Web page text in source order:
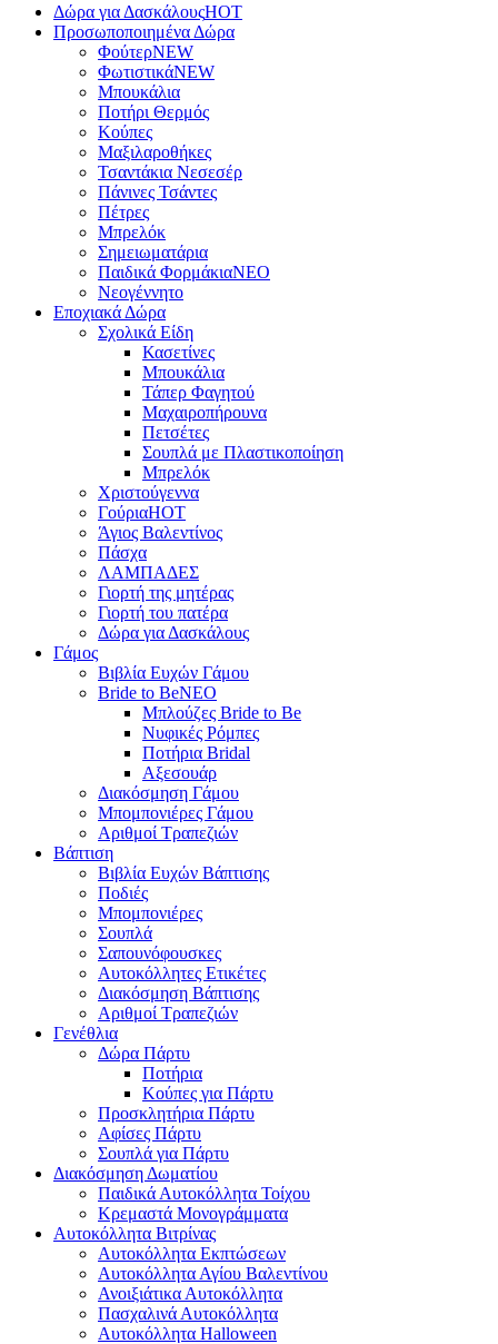
Δώρα για ΔασκάλουςHOT
Προσωποποιημένα Δώρα
ΦούτερNEW
ΦωτιστικάNEW
Μπουκάλια
Ποτήρι Θερμός
Κούπες
Μαξιλαροθήκες
Τσαντάκια Νεσεσέρ
Πάνινες Τσάντες
Πέτρες
Μπρελόκ
Σημειωματάρια
Παιδικά ΦορμάκιαNEO
Νεογέννητο
Εποχιακά Δώρα
Σχολικά Είδη
Κασετίνες
Μπουκάλια
Τάπερ Φαγητού
Μαχαιροπήρουνα
Πετσέτες
Σουπλά με Πλαστικοποίηση
Μπρελόκ
Χριστούγεννα
ΓούριαHOT
Άγιος Βαλεντίνος
Πάσχα
ΛΑΜΠΑΔΕΣ
Γιορτή της μητέρας
Γιορτή του πατέρα
Δώρα για Δασκάλους
Γάμος
Βιβλία Ευχών Γάμου
Bride to BeNEO
Μπλούζες Bride to Be
Νυφικές Ρόμπες
Ποτήρια Bridal
Αξεσουάρ
Διακόσμηση Γάμου
Μπομπονιέρες Γάμου
Αριθμοί Τραπεζιών
Βάπτιση
Βιβλία Ευχών Βάπτισης
Ποδιές
Μπομπονιέρες
Σουπλά
Σαπουνόφουσκες
Αυτοκόλλητες Ετικέτες
Διακόσμηση Βάπτισης
Αριθμοί Τραπεζιών
Γενέθλια
Δώρα Πάρτυ
Ποτήρια
Κούπες για Πάρτυ
Προσκλητήρια Πάρτυ
Αφίσες Πάρτυ
Σουπλά για Πάρτυ
Διακόσμηση Δωματίου
Παιδικά Αυτοκόλλητα Τοίχου
Κρεμαστά Μονογράμματα
Αυτοκόλλητα Βιτρίνας
Αυτοκόλλητα Εκπτώσεων
Αυτοκόλλητα Αγίου Βαλεντίνου
Ανοιξιάτικα Αυτοκόλλητα
Πασχαλινά Αυτοκόλλητα
Αυτοκόλλητα Halloween